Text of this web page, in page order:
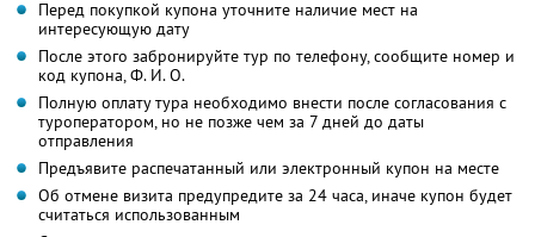
Перед покупкой купона уточните наличие мест на
интересующую дату
После этого забронируйте тур по телефону, сообщите номер и
код купона,Ф. И. О.
Полную оплату тура необходимо внести после согласования с
туроператором, но не позже чем за 7 дней до даты
отправления
Предъявите распечатанный или электронный купон на месте
Об отмене визита предупредите за 24 часа, иначе купон будет
считаться использованным